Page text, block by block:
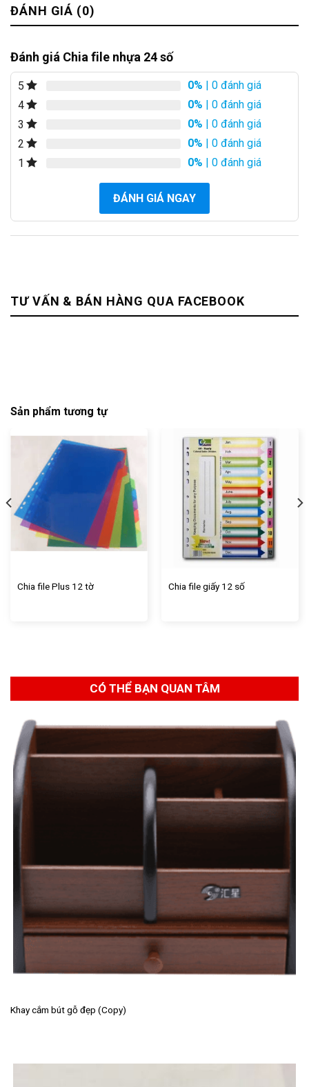
ĐÁNH GIÁ (0)
Đánh giá Chia file nhựa 24 số
5 0% | 0 đánh giá
4
0% | 0 đánh giá
3
0% | 0 đánh giá
2
0% | 0 đánh giá
1
0% | 0 đánh giá
ĐÁNH GIÁ NGAY
TƯ VẤN & BÁN HÀNG QUA FACEBOOK
Sản phẩm tương tự
Chia file Plus 12 tờ Chia file giấy 12 số
CÓ THỂ BẠN QUAN TÂM
Khay cắm bút gỗ đẹp (Copy)